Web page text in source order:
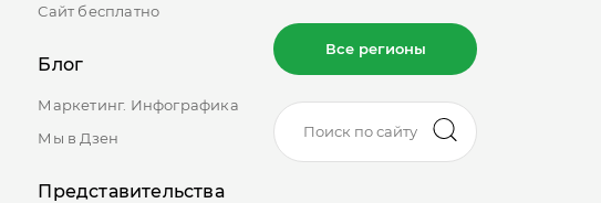
Сайт бесплатно
Блог
Маркетинг. Инфографика
Мы в Дзен
Представительства
Все регионы